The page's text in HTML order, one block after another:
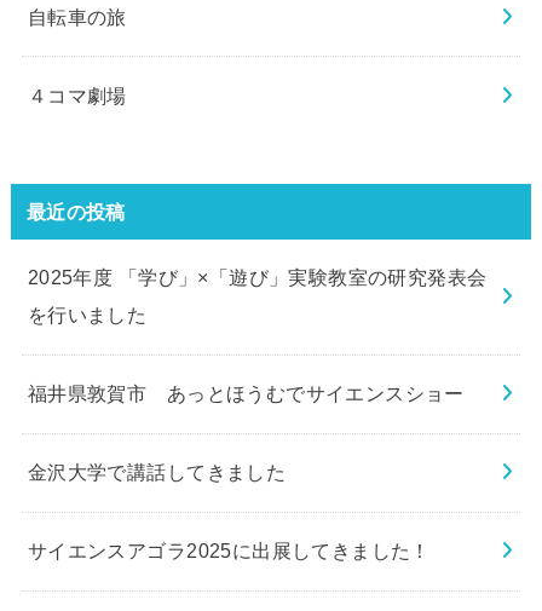
自転車の旅
４コマ劇場
最近の投稿
2025年度 「学び」×「遊び」実験教室の研究発表会
を行いました
福井県敦賀市 あっとほうむでサイエンスショー
金沢大学で講話してきました
サイエンスアゴラ2025に出展してきました！